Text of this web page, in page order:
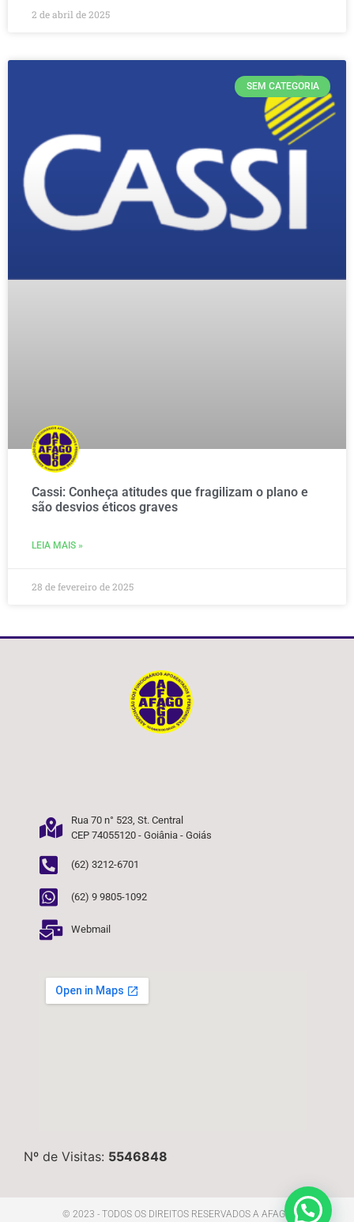
2 de abril de 2025
SEM CATEGORIA
Cassi: Conheça atitudes que fragilizam o plano e
são desvios éticos graves
LEIA MAIS »
28 de fevereiro de 2025
Rua 70 n° 523, St. Central
CEP 74055120 - Goiânia - Goiás
(62) 3212-6701
(62) 9 9805-1092
Webmail
Nº de Visitas: 5546848
© 2023 - TODOS OS DIREITOS RESERVADOS A AFAGO